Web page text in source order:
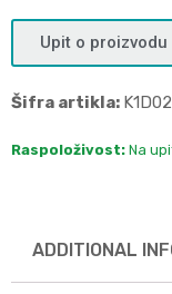
Upit o proizvodu
Šifra artikla:
Raspoloživost: Na
ADDITIONAL